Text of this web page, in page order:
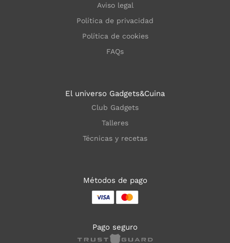
Aviso legal
Política de privacidad
Política de cookies
FAQs
El universo Gadgets&Cuina
Club Gadgets
Talleres
Técnicas y recetas
Métodos de pago
Pago seguro